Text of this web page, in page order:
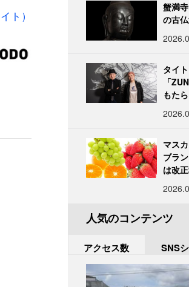
ト）
蟹満
の古
タイ
「
もた
マス
ブラ
は改
人気のコンテンツ
アクセス数 SNS